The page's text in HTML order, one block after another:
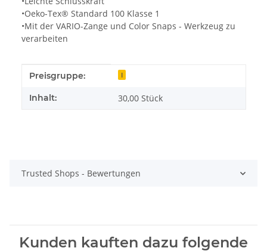
•Oeko-Tex® Standard 100 Klasse 1
•Mit der VARIO-Zange und Color Snaps - Werkzeug zu
verarbeiten
Produkteigenschaft
Wert
Preisgruppe: I
Inhalt: 30,00 Stück
Trusted Shops - Bewertungen
Kunden kauften dazu folgende